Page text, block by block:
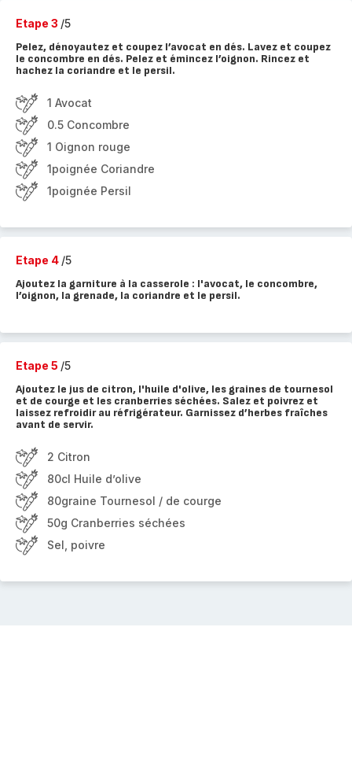
Etape 3 /5
Pelez, dénoyautez et coupez l’avocat en dés. Lavez et coupez
le concombre en dés. Pelez et émincez l’oignon. Rincez et
hachez la coriandre et le persil.
1 Avocat
0.5 Concombre
1 Oignon rouge
1poignée Coriandre
1poignée Persil
Etape 4 /5
Ajoutez la garniture à la casserole : l'avocat, le concombre,
l’oignon, la grenade, la coriandre et le persil.
Etape 5 /5
Ajoutez le jus de citron, l'huile d'olive, les graines de tournesol
et de courge et les cranberries séchées. Salez et poivrez et
laissez refroidir au réfrigérateur. Garnissez d’herbes fraîches
avant de servir.
2 Citron
80cl Huile d’olive
80graine Tournesol / de courge
50g Cranberries séchées
Sel, poivre